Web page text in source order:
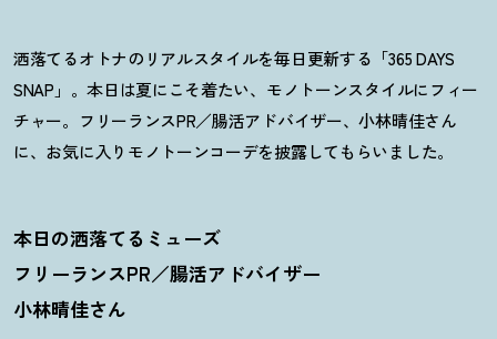
洒落てるオトナのリアルスタイルを毎日更新する「365 DAYS
SNAP」。本日は夏にこそ着たい、モノトーンスタイルにフィー
チャー。フリーランスPR／腸活アドバイザー、小林晴佳さん
に、お気に入りモノトーンコーデを披露してもらいました。
本日の洒落てるミューズ
フリーランスPR／腸活アドバイザー
小林晴佳さん